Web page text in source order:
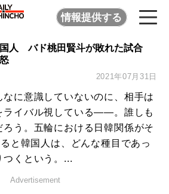
情報提供する
人 バド桃田賢斗が敗れた試合
2021年07月31日
に意識していないのに、相手は
ライバル視している――。誰しも
う。五輪における日韓関係がそ
と韓国人は、どんな種目であっ
つくという。...
Advertisement